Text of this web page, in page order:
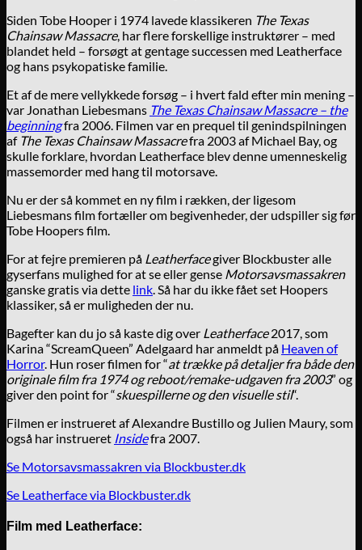
Siden Tobe Hooper i 1974 lavede klassikeren The Texas
Chainsaw Massacre, har flere forskellige instruktører – med
blandet held – forsøgt at gentage successen med Leatherface
og hans psykopatiske familie.
Et af de mere vellykkede forsøg – i hvert fald efter min mening –
var Jonathan Liebesmans The Texas Chainsaw Massacre – the
beginningfra 2006. Filmen var en prequel til genindspilningen
af The Texas Chainsaw Massacrefra 2003 af Michael Bay, og
skulle forklare, hvordan Leatherface blev denne umenneskelig
massemorder med hang til motorsave.
Nu er der så kommet en ny film i rækken, der ligesom
Liebesmans film fortæller om begivenheder, der udspiller sig før
Tobe Hoopers film.
For at fejre premieren på Leatherfacegiver Blockbuster alle
gyserfans mulighed for at se eller gense Motorsavsmassakren
ganske gratis via dette link. Så har du ikke fået set Hoopers
klassiker, så er muligheden der nu.
Bagefter kan du jo så kaste dig over Leatherface2017, som
Karina “ScreamQueen” Adelgaard har anmeldt på Heaven of
Horror. Hun roser filmen for “at trække på detaljer fra både den
originale film fra 1974 og reboot/remake-udgaven fra 2003” og
giver den point for “skuespillerne og den visuelle stil“.
Filmen er instrueret af Alexandre Bustillo og Julien Maury, som
også har instrueret Insidefra 2007.
Se Motorsavsmassakren via Blockbuster.dk
Se Leatherface via Blockbuster.dk
Film med Leatherface: